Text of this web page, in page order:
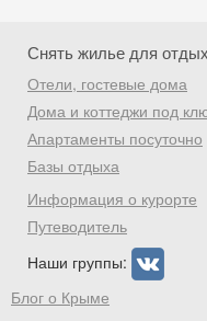
Снять жилье для
Отели, гостевые дома
Дома и коттеджи под
Апартаменты посуточно
Базы отдыха
Информация о курорте
Путеводитель
Наши группы:
Блог о Крыме
Хочешь
промокод